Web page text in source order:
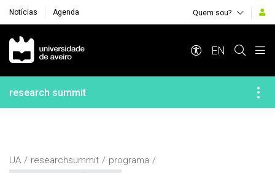
Notícias Agenda Quem sou?
Navegação Principal
EN
research summit
UA researchsummit
programa